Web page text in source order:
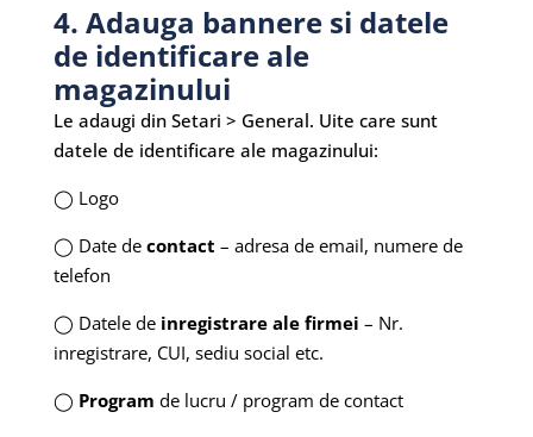
4. Adauga bannere si datele
de identificare ale
magazinului
Le adaugi din Setari > General. Uite care sunt
datele de identificare ale magazinului:
◯ Logo
◯ Date de contact – adresa de email, numere de
telefon
◯ Datele de inregistrare ale firmei – Nr.
inregistrare, CUI, sediu social etc.
◯ Program de lucru / program de contact